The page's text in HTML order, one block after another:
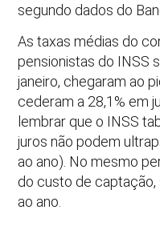
segundo dados do
As taxas médias do
pensionistas do INSS
janeiro, chegaram ao
cederam a 28,1% em
lembrar que o INSS
juros não podem
ao ano). No mesmo
do custo de captação,
ao ano.